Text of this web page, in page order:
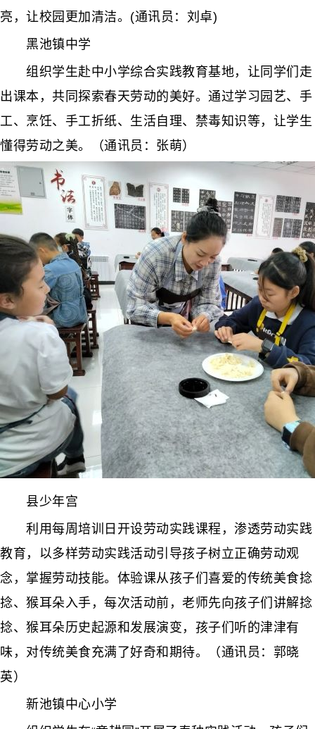
亮，让校园更加清洁。(通讯员：刘卓)
黑池镇中学
组织学生赴中小学综合实践教育基地，让同学们走
出课本，共同探索春天劳动的美好。通过学习园艺、手
工、烹饪、手工折纸、生活自理、禁毒知识等，让学生
懂得劳动之美。（通讯员：张萌）
县少年宫
利用每周培训日开设劳动实践课程，渗透劳动实践
教育，以多样劳动实践活动引导孩子树立正确劳动观
念，掌握劳动技能。体验课从孩子们喜爱的传统美食捻
捻、猴耳朵入手，每次活动前，老师先向孩子们讲解捻
捻、猴耳朵历史起源和发展演变，孩子们听的津津有
味，对传统美食充满了好奇和期待。（通讯员：郭晓
英）
新池镇中心小学